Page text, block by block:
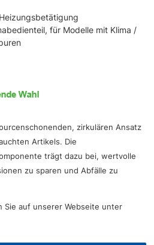
für Modelle mit Klima /
zirkulären Ansatz
Artikels. Die
trägt dazu bei, wertvolle
zu sparen und Abfälle zu
Sie auf unserer Webseite unter